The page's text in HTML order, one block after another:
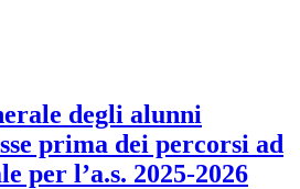
degli alunni
prima dei percorsi ad
per l’a.s. 2025-2026